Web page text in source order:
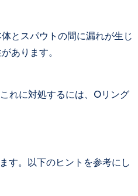
とスパウトの間に漏れが生じ
あります。
れに対処するには、Oリング
す。以下のヒントを参考にし